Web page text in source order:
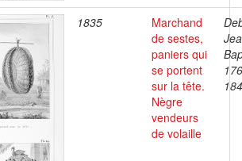
1835
Marchand
de sestes,
paniers qui
se portent
sur la tête.
Nègre
vendeurs
de volaille